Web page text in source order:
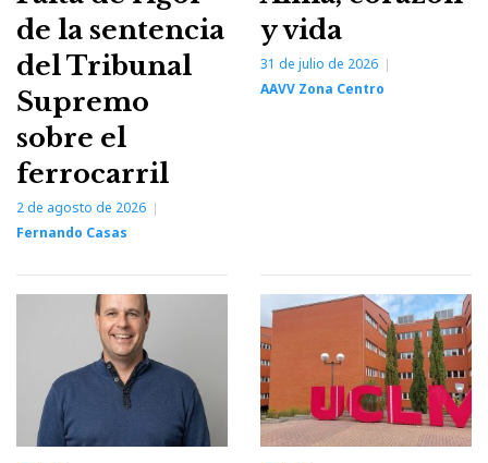
de la sentencia
del Tribunal
Supremo
sobre el
ferrocarril
2 de agosto de 2026
Fernando Casas
y vida
31 de julio de 2026
AAVV Zona Centro